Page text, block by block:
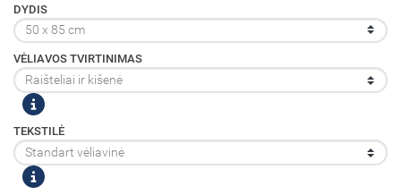
DYDIS
VĖLIAVOS TVIRTINIMAS
TEKSTILĖ